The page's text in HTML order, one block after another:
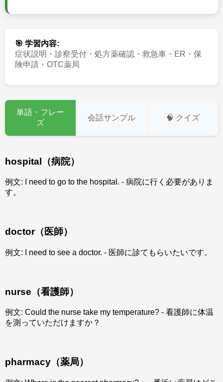
🎯 学習内容:
症状説明・診察受付・処方薬確認・救急車・ER・保
険申請・OTC薬局
単語・フレー
ズ
会話サンプル 🧠 クイズ
hospital（病院）
例文: I need to go to the hospital. - 病院に行く必要がありま
す。
doctor（医師）
例文: I need to see a doctor. - 医師に診てもらいたいです。
nurse（看護師）
例文: Could the nurse take my temperature? - 看護師に体温
を測っていただけますか？
pharmacy（薬局）